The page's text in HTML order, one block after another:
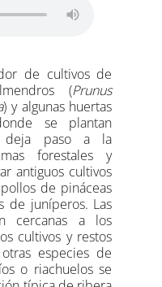
de cultivos de
(Prunus
) y algunas huertas
se plantan
deja paso a la
forestales y
antiguos cultivos
de pináceas
de juníperos. Las
cercanas a los
cultivos y restos
especies de
o riachuelos se